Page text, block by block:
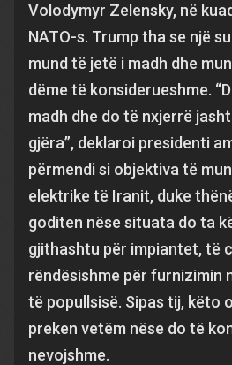
Volodymyr Zelensky, në
NATO-s. Trump tha se një
mund të jetë i madh dhe
dëme të konsiderueshme.
madh dhe do të nxjerrë
gjëra”, deklaroi presidenti
përmendi si objektiva të
elektrike të Iranit, duke
goditen nëse situata do ta
gjithashtu për impiantet, të
rëndësishme për furnizimin
të popullsisë. Sipas tij, këto
preken vetëm nëse do të
nevojshme.